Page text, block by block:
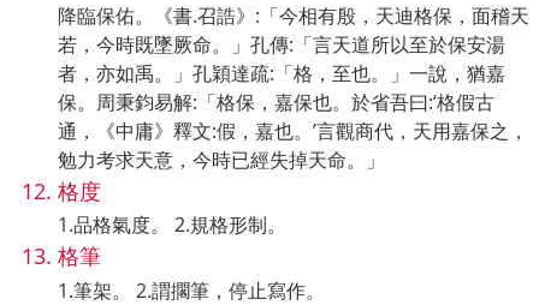
降臨保佑。《書.召誥》:「今相有殷，天迪格保，面稽天
若，今時既墜厥命。」孔傳:「言天道所以至於保安湯
者，亦如禹。」孔穎達疏:「格，至也。」一說，猶嘉
保。周秉鈞易解:「格保，嘉保也。於省吾曰:‘格假古
通，《中庸》釋文:假，嘉也。’言觀商代，天用嘉保之，
勉力考求天意，今時已經失掉天命。」
格度
1.品格氣度。 2.規格形制。
格筆
1.筆架。 2.謂擱筆，停止寫作。